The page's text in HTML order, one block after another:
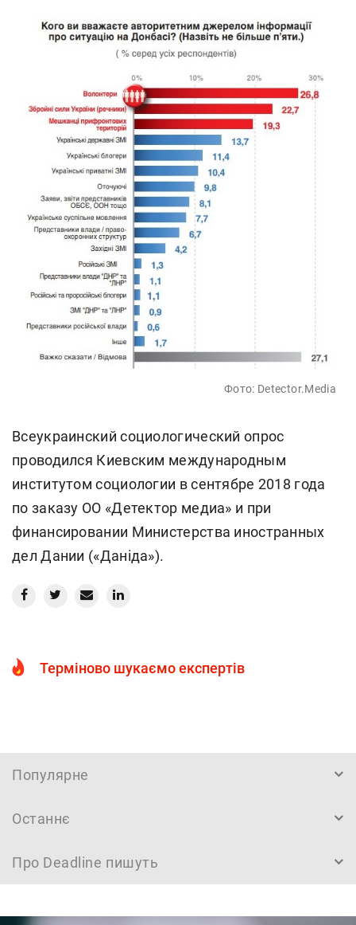
Фото: Detector.Media
Всеукраинский социологический опрос
проводился Киевским международным
институтом социологии в сентябре 2018 года
по заказу ОО «Детектор медиа» и при
финансировании Министерства иностранных
дел Дании («Даніда»).
Терміново шукаємо експертів
Популярне
Останнє
Про Deadline пишуть